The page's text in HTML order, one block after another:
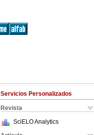
Servicios Personalizados
Revista
SciELO Analytics